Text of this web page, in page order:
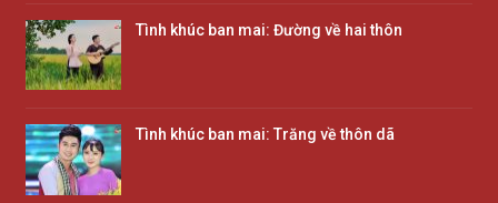
Tình khúc ban mai: Đường về hai thôn
Tình khúc ban mai: Trăng về thôn dã